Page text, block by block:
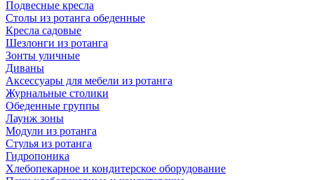
Подвесные кресла
Столы из ротанга обеденные
Кресла садовые
Шезлонги из ротанга
Зонты уличные
Диваны
Аксессуары для мебели из ротанга
Журнальные столики
Обеденные группы
Лаунж зоны
Модули из ротанга
Стулья из ротанга
Гидропоника
Хлебопекарное и кондитерское оборудование